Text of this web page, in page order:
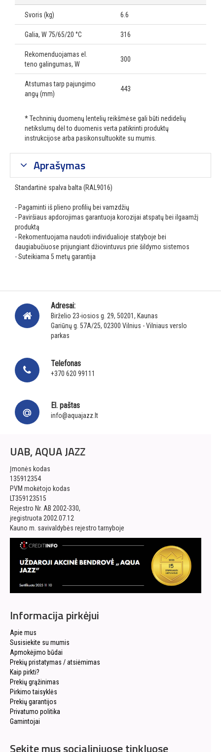
Svoris (kg) 6.6
Galia, W 75/65/20 °C 316
Rekomenduojamas el.
teno galingumas, W
300
Atstumas tarp pajungimo
angų (mm)
443
* Techninių duomenų lentelių reikšmėse gali būti nedidelių
netikslumų dėl to duomenis verta patikrinti produktų
instrukcijose arba pasikonsultuokite su mumis.
Aprašymas
Standartinė spalva balta (RAL9016)
- Pagaminti iš plieno profilių bei vamzdžių
- Paviršiaus apdorojimas garantuoja korozijai atspatų bei ilgaamžį
produktą
- Rekomentuojama naudoti individualioje statyboje bei
daugiabučiuose prijungiant džiovintuvus prie šildymo sistemos
- Suteikiama 5 metų garantija
Adresai:
Birželio 23-iosios g. 29, 50201, Kaunas
Gariūnų g. 57A/25, 02300 Vilnius - Vilniaus verslo
parkas
Telefonas
+370 620 99111
El. paštas
info@aquajazz.lt
UAB, AQUA JAZZ
Įmonės kodas
135912354
PVM mokėtojo kodas
LT359123515
Rejestro Nr. AB 2002-330,
įregistruota 2002.07.12
Kauno m. savivaldybės rejestro tarnyboje
Informacija pirkėjui
Apie mus
Susisiekite su mumis
Apmokėjimo būdai
Prekių pristatymas / atsiėmimas
Kaip pirkti?
Prekių grąžinimas
Pirkimo taisyklės
Prekių garantijos
Privatumo politika
Gamintojai
Sekite mus socialiniuose tinkluose